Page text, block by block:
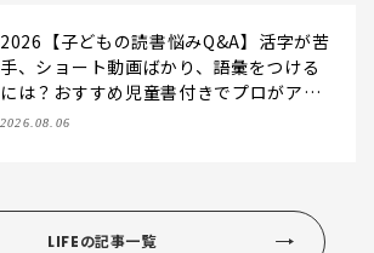
2026【子どもの読書悩みQ&A】活字が苦
手、ショート動画ばかり、語彙をつける
には？おすすめ児童書付きでプロがアン
サー！
2026.08.06
LIFEの記事一覧